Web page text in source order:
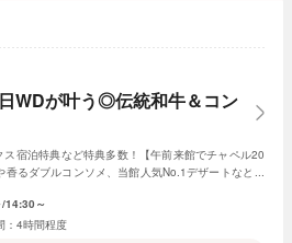
WDが叶う◎伝統和牛＆コン
宿泊特典など特典多数！【午前来館でチャペル20
るダブルコンソメ、当館人気No.1デザートなど贅
14:30～
4時間程度